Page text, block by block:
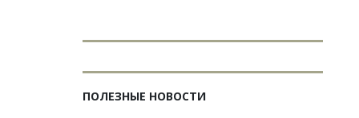
ПОЛЕЗНЫЕ НОВОСТИ